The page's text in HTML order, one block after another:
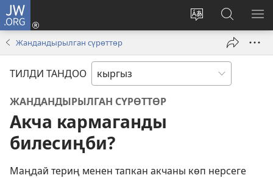
JW.ORG
Башка
тандоо
Кирүү
(жаңы
JW.ORG
сайтынан
издөө
Жандандырылган сүрөттөр
ТИЛДИ ТАНДОО
ЖАНДАНДЫРЫЛГАН СҮРӨТТӨР
Акча кармаганды
билесиңби?
Маңдай териң менен тапкан акчаны көп нерсеге